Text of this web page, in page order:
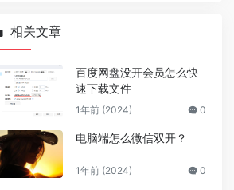
相关文章
百度网盘没开会员怎么快
速下载文件
1年前 (2024) 0
电脑端怎么微信双开？
1年前 (2024) 0